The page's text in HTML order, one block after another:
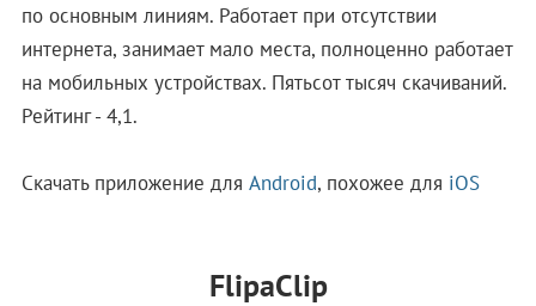
по основным линиям. Работает при отсутствии
интернета, занимает мало места, полноценно работает
на мобильных устройствах. Пятьсот тысяч скачиваний.
Рейтинг - 4,1.
Скачать приложение для Android, похожее для iOS
FlipaClip